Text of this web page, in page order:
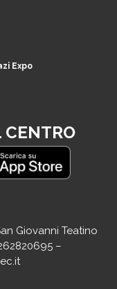
Expo
CENTRO
Giovanni Teatino
–